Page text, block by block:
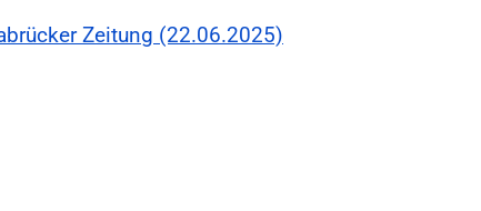
Zeitung (22.06.2025)